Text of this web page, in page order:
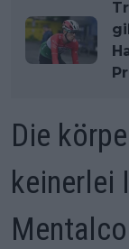
Die
keinerlei